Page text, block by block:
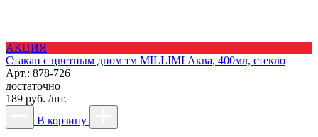
АКЦИЯ
Стакан с цветным дном тм MILLIMI Аква, 400мл, стекло
Арт.: 878-726
достаточно
189 руб. /шт.
В корзину